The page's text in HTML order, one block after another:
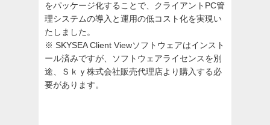
をパッケージ化することで、クライアントPC管
理システムの導入と運用の低コスト化を実現い
たしました。
※ SKYSEA Client Viewソフトウェアはインスト
ール済みですが、ソフトウェアライセンスを別
途、Ｓｋｙ株式会社販売代理店より購入する必
要があります。